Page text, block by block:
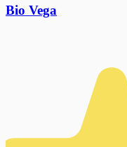
Bio Vega